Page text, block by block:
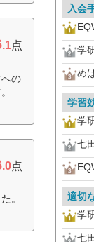
.1点
の
.0点
。
入会
学
め
学習
学
七
適切
学
七